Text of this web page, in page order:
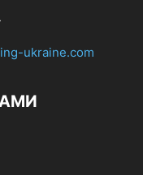
ukraine.com